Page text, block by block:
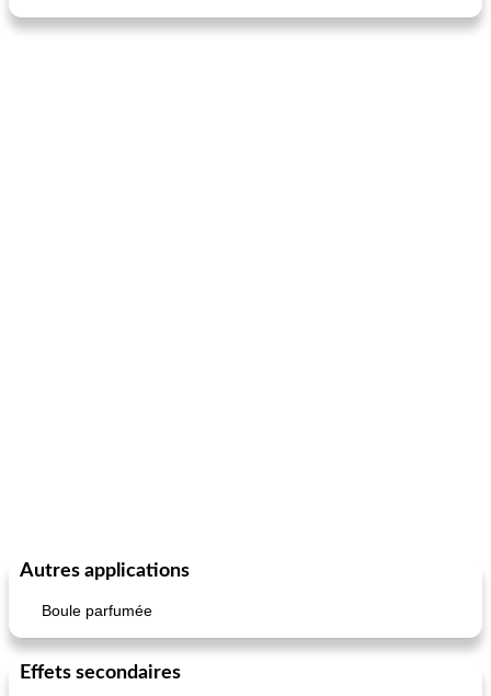
fiesta tostadas le méga's jopp joes
Autres applications
Boule parfumée
Effets secondaires